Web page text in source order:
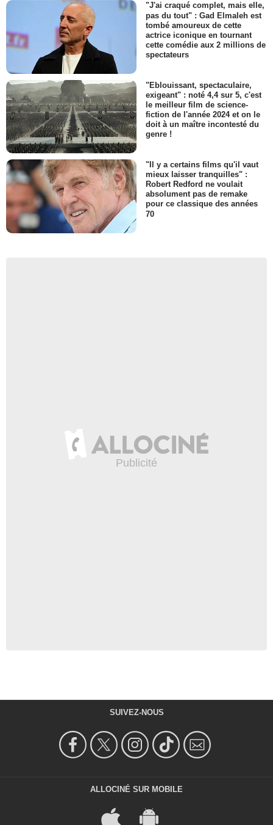
"J'ai craqué complet, mais elle,
pas du tout" : Gad Elmaleh est
tombé amoureux de cette
actrice iconique en tournant
cette comédie aux 2 millions de
spectateurs
"Eblouissant, spectaculaire,
exigeant" : noté 4,4 sur 5, c'est
le meilleur film de science-
fiction de l'année 2024 et on le
doit à un maître incontesté du
genre !
"Il y a certains films qu'il vaut
mieux laisser tranquilles" :
Robert Redford ne voulait
absolument pas de remake
pour ce classique des années
70
SUIVEZ-NOUS
ALLOCINÉ SUR MOBILE